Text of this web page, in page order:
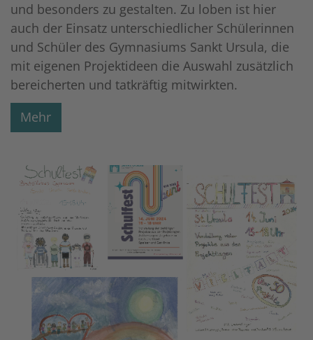
und besonders zu gestalten. Zu loben ist hier
auch der Einsatz unterschiedlicher Schülerinnen
und Schüler des Gymnasiums Sankt Ursula, die
mit eigenen Projektideen die Auswahl zusätzlich
bereicherten und tatkräftig mitwirkten.
Mehr